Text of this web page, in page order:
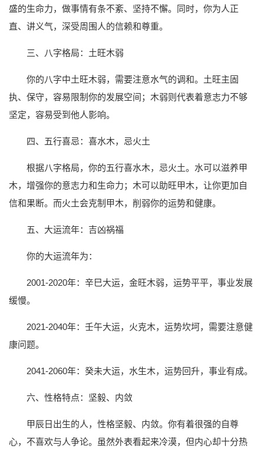
盛的生命力，做事情有条不紊、坚持不懈。同时，你为人正
直、讲义气，深受周围人的信赖和尊重。
三、八字格局：土旺木弱
你的八字中土旺木弱，需要注意水气的调和。土旺主固
执、保守，容易限制你的发展空间；木弱则代表着意志力不够
坚定，容易受到他人影响。
四、五行喜忌：喜水木，忌火土
根据八字格局，你的五行喜水木，忌火土。水可以滋养甲
木，增强你的意志力和生命力；木可以助旺甲木，让你更加自
信和果断。而火土会克制甲木，削弱你的运势和健康。
五、大运流年：吉凶祸福
你的大运流年为：
2001-2020年：辛巳大运，金旺木弱，运势平平，事业发展
缓慢。
2021-2040年：壬午大运，火克木，运势坎坷，需要注意健
康问题。
2041-2060年：癸未大运，水生木，运势回升，事业有成。
六、性格特点：坚毅、内敛
甲辰日出生的人，性格坚毅、内敛。你有着很强的自尊
心，不喜欢与人争论。虽然外表看起来冷漠，但内心却十分热